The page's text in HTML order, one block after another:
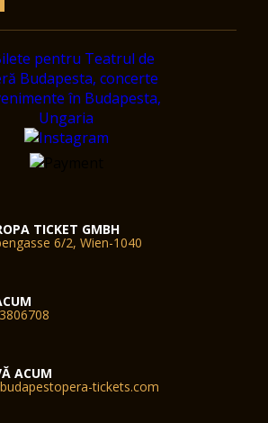
TICKET GMBH
6/2, Wien-1040
ACUM
tickets.com